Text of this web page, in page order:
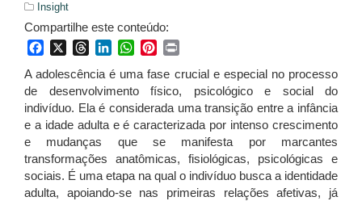
Insight
Compartilhe este conteúdo:
FacebookThreadsLinkedInWhatsApp
Pinterest
A adolescência é uma fase crucial e especial no processo
de desenvolvimento físico, psicológico e social do
indivíduo. Ela é considerada uma transição entre a infância
e a idade adulta e é caracterizada por intenso crescimento
e mudanças que se manifesta por marcantes
transformações anatômicas, fisiológicas, psicológicas e
sociais. É uma etapa na qual o indivíduo busca a identidade
adulta, apoiando-se nas primeiras relações afetivas, já